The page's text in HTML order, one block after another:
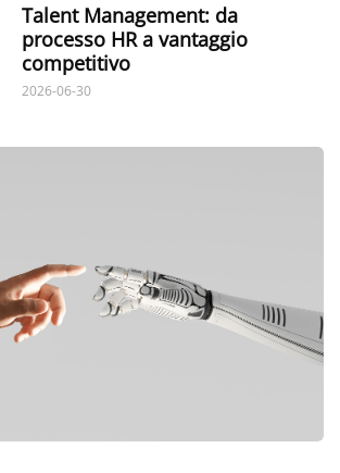
Talent Management: da
processo HR a vantaggio
competitivo
2026-06-30